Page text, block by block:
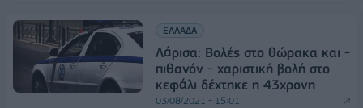
ΕΛΛΑΔΑ
Λάρισα: Βολές στο θώρακα και -
πιθανόν - χαριστική βολή στο
κεφάλι δέχτηκε η 43χρονη
03/08/2021 - 15:01